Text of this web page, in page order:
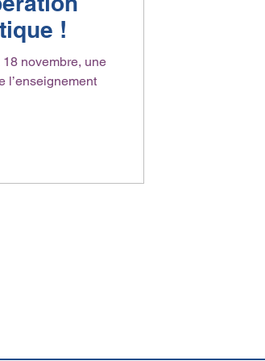
!
novembre, une
l’enseignement